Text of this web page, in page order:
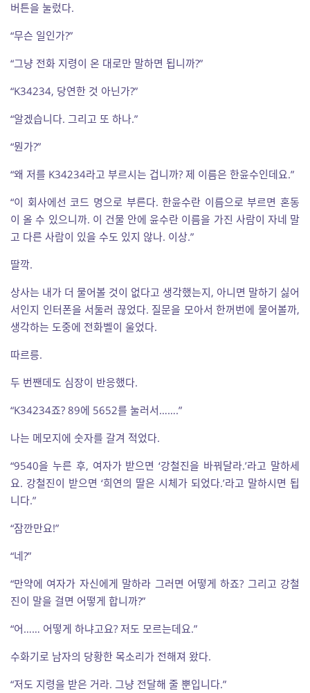
버튼을 눌렀다.
“무슨 일인가?”
“그냥 전화 지령이 온 대로만 말하면 됩니까?”
“K34234, 당연한 것 아닌가?”
“알겠습니다. 그리고 또 하나.”
“뭔가?”
“왜 저를 K34234라고 부르시는 겁니까? 제 이름은 한윤수인데요.”
“이 회사에선 코드 명으로 부른다. 한윤수란 이름으로 부르면 혼동
이 올 수 있으니까. 이 건물 안에 윤수란 이름을 가진 사람이 자네 말
고 다른 사람이 있을 수도 있지 않나. 이상.”
딸깍.
상사는 내가 더 물어볼 것이 없다고 생각했는지, 아니면 말하기 싫어
서인지 인터폰을 서둘러 끊었다. 질문을 모아서 한꺼번에 물어볼까,
생각하는 도중에 전화벨이 울었다.
따르릉.
두 번짼데도 심장이 반응했다.
“K34234죠? 89에 5652를 눌러서…….”
나는 메모지에 숫자를 갈겨 적었다.
“9540을 누른 후, 여자가 받으면 ‘강철진을 바꿔달라.’라고 말하세
요. 강철진이 받으면 ‘희연의 딸은 시체가 되었다.’라고 말하시면 됩
니다.”
“잠깐만요!”
“네?”
“만약에 여자가 자신에게 말하라 그러면 어떻게 하죠? 그리고 강철
진이 말을 걸면 어떻게 합니까?”
“어…… 어떻게 하냐고요? 저도 모르는데요.”
수화기로 남자의 당황한 목소리가 전해져 왔다.
“저도 지령을 받은 거라. 그냥 전달해 줄 뿐입니다.”